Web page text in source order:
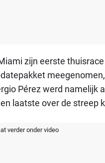
zijn eerste
Pérez werd namelijk
laatste over de streep
verder onder video